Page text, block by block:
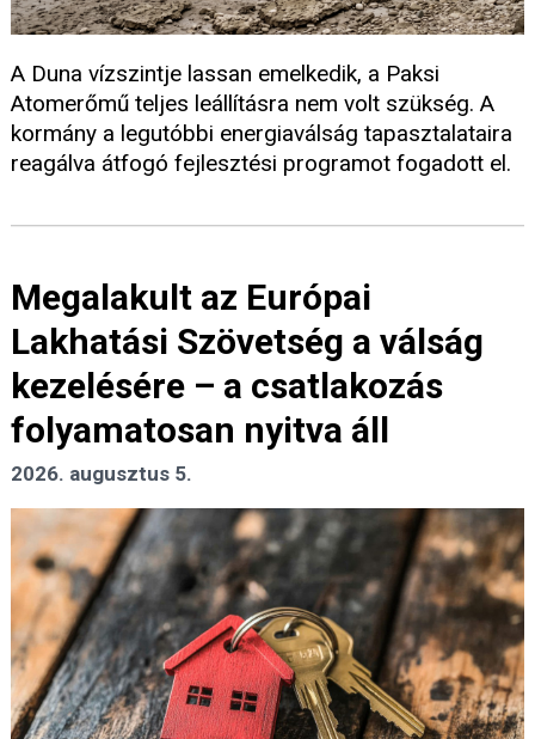
A Duna vízszintje lassan emelkedik, a Paksi
Atomerőmű teljes leállításra nem volt szükség. A
kormány a legutóbbi energiaválság tapasztalataira
reagálva átfogó fejlesztési programot fogadott el.
Megalakult az Európai
Lakhatási Szövetség a válság
kezelésére – a csatlakozás
folyamatosan nyitva áll
2026. augusztus 5.